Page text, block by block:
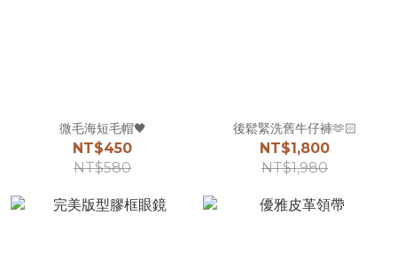
微毛海短毛帽🖤
NT$450
NT$580
後鬆緊洗舊牛仔褲🫶🏻
NT$1,800
NT$1,980